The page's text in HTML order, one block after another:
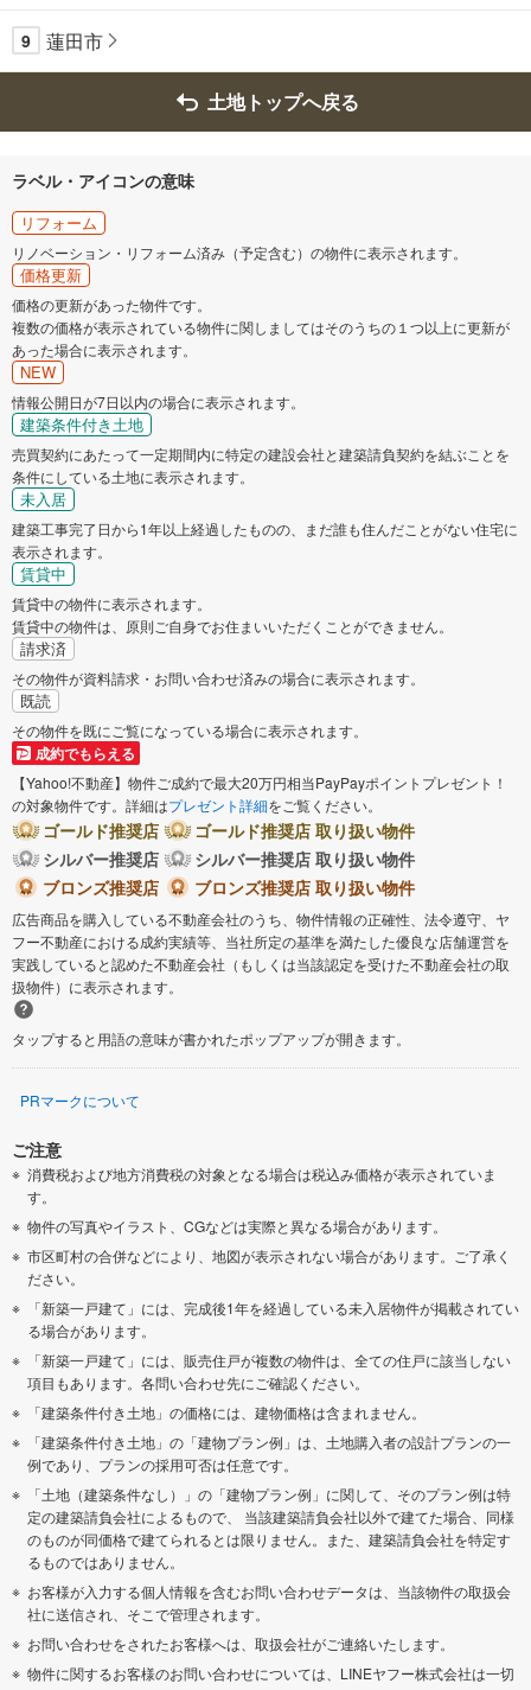
9 蓮田市
土地トップへ戻る
ラベル・アイコンの意味
リフォーム
リノベーション・リフォーム済み（予定含む）の物件に表示されます。
価格更新
価格の更新があった物件です。
複数の価格が表示されている物件に関しましてはそのうちの１つ以上に更新が
あった場合に表示されます。
NEW
情報公開日が7日以内の場合に表示されます。
建築条件付き土地
売買契約にあたって一定期間内に特定の建設会社と建築請負契約を結ぶことを
条件にしている土地に表示されます。
未入居
建築工事完了日から1年以上経過したものの、まだ誰も住んだことがない住宅に
表示されます。
賃貸中
賃貸中の物件に表示されます。
賃貸中の物件は、原則ご自身でお住まいいただくことができません。
請求済
その物件が資料請求・お問い合わせ済みの場合に表示されます。
既読
その物件を既にご覧になっている場合に表示されます。
成約でもらえる
【Yahoo!不動産】物件ご成約で最大20万円相当PayPayポイントプレゼント！
の対象物件です。詳細はプレゼント詳細をご覧ください。
ゴールド推奨店
ゴールド推奨店 取り扱い物件
シルバー推奨店
シルバー推奨店 取り扱い物件
ブロンズ推奨店
ブロンズ推奨店 取り扱い物件
広告商品を購入している不動産会社のうち、物件情報の正確性、法令遵守、ヤ
フー不動産における成約実績等、当社所定の基準を満たした優良な店舗運営を
実践していると認めた不動産会社（もしくは当該認定を受けた不動産会社の取
扱物件）に表示されます。
タップすると用語の意味が書かれたポップアップが開きます。
PRマークについて
ご注意
消費税および地方消費税の対象となる場合は税込み価格が表示されていま
す。
物件の写真やイラスト、CGなどは実際と異なる場合があります。
市区町村の合併などにより、地図が表示されない場合があります。ご了承く
ださい。
「新築一戸建て」には、完成後1年を経過している未入居物件が掲載されてい
る場合があります。
「新築一戸建て」には、販売住戸が複数の物件は、全ての住戸に該当しない
項目もあります。各問い合わせ先にご確認ください。
「建築条件付き土地」の価格には、建物価格は含まれません。
「建築条件付き土地」の「建物プラン例」は、土地購入者の設計プランの一
例であり、プランの採用可否は任意です。
「土地（建築条件なし）」の「建物プラン例」に関して、そのプラン例は特
定の建築請負会社によるもので、 当該建築請負会社以外で建てた場合、同様
のものが同価格で建てられるとは限りません。また、建築請負会社を特定す
るものではありません。
お客様が入力する個人情報を含むお問い合わせデータは、当該物件の取扱会
社に送信され、そこで管理されます。
お問い合わせをされたお客様へは、取扱会社がご連絡いたします。
物件に関するお客様のお問い合わせについては、LINEヤフー株式会社は一切